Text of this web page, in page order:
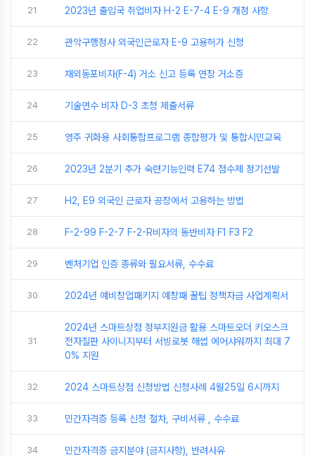
21 2023년 출입국 취업비자 H-2 E-7-4 E-9 개정 사항
22 관악구행정사 외국인근로자 E-9 고용허가 신청
23 재외동포비자(F-4) 거소 신고 등록 연장 거소증
24 기술연수 비자 D-3 초청 제출서류
25 영주 귀화용 사회통합프로그램 종합평가 및 통합시민교육
26 2023년 2분기 추가 숙련기능인력 E74 점수제 정기선발
27 H2, E9 외국인 근로자 공장에서 고용하는 방법
28 F-2-99 F-2-7 F-2-R비자의 동반비자 F1 F3 F2
29 벤처기업 인증 종류와 필요서류, 수수료
30 2024년 예비창업패키지 예창패 꿀팁 정책자금 사업계획서
31
2024년 스마트상점 정부지원금 활용 스마트오더 키오스크
전자칠판 사이니지부터 서빙로봇 해썹 에어샤워까지 최대 7
0% 지원
32 2024 스마트상점 신청방법 신청사례 4월25일 6시까지
33 민간자격증 등록 신청 절차, 구비서류 , 수수료
34 민간자격증 금지분야 (금지사항), 반려사유